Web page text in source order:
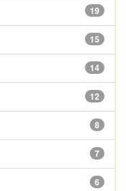
19
15
14
12
8
7
6